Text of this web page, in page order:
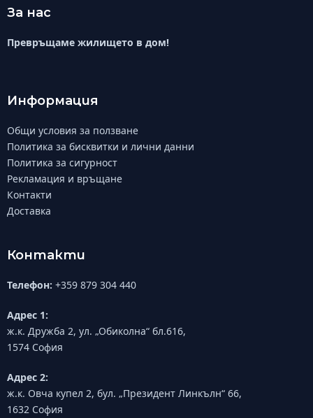
За нас
Превръщаме жилището в дом!
Информация
Общи условия за ползване
Политика за бисквитки и лични данни
Политика за сигурност
Рекламация и връщане
Контакти
Доставка
Контакти
Телефон: +359 879 304 440
Адрес 1:
ж.к. Дружба 2, ул. „Обиколна“ бл.616,
1574 София
Адрес 2:
ж.к. Овча купел 2, бул. „Президент Линкълн“ 66,
1632 София